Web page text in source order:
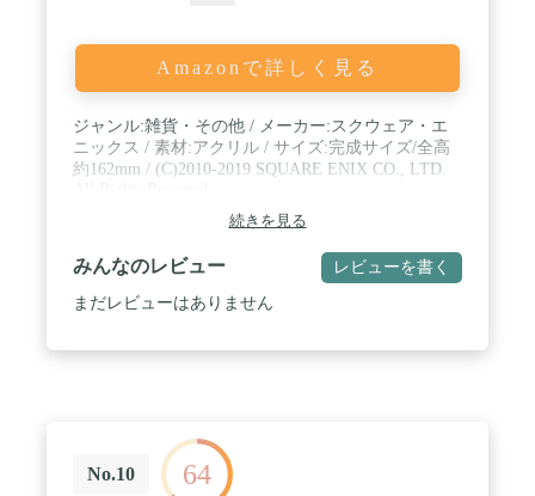
Amazonで詳しく見る
ジャンル:雑貨・その他 / メーカー:スクウェア・エ
ニックス / 素材:アクリル / サイズ:完成サイズ/全高
約162mm / (C)2010-2019 SQUARE ENIX CO., LTD.
続きを見る
みんなのレビュー レビューを書く
まだレビューはありません
No.10 64